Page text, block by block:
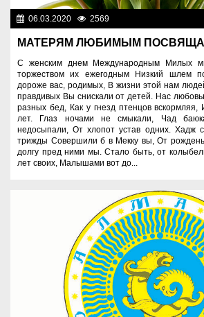
06.03.2020 2569
МАТЕРЯМ ЛЮБИМЫМ
С женским днем Международным Милых
торжеством их ежегодным Низкий шлем
дороже вас, родимых, В жизни этой нам
правдивых Вы снискали от детей. Нас
разных бед, Как у гнезд птенцов
лет. Глаз ночами не смыкали, Чад
недосыпали, От хлопот устав одних. Хадж
трижды Совершили б в Мекку вы, От
долгу пред ними мы. Стало быть, от
лет своих, Малышами вот до...